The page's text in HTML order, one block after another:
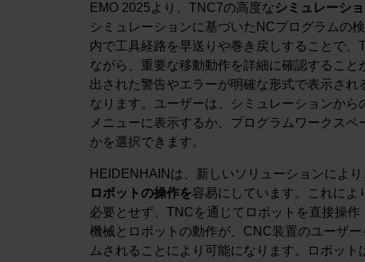
EMO 2025より、TNC7の高度なシミュレーシ
シミュレーションに基づいたNCプログラムの
内で工具経路を早送りや巻き戻しすることで
ながら、重要な移動動作を詳細に確認するこ
出された警告やエラーが明確な形式で表示さ
なります。ユーザーは、シミュレーションか
メニューに表示するか、プログラムワークス
かを選択できます。
HEIDENHAINは、新しいソリューションによ
ロボットの操作を容易にしています。これによ
必要とせず、TNCを通じてロボットを直接操
機械とロボットの動作が、CNC装置のユーザ
ムされることにより可能になります。ロボッ